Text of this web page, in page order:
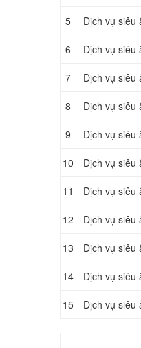
5 Dịch vụ
6 Dịch vụ
7 Dịch vụ
8 Dịch vụ
9 Dịch vụ
10 Dịch vụ
11 Dịch vụ
12 Dịch vụ
13 Dịch vụ
14 Dịch vụ
15 Dịch vụ